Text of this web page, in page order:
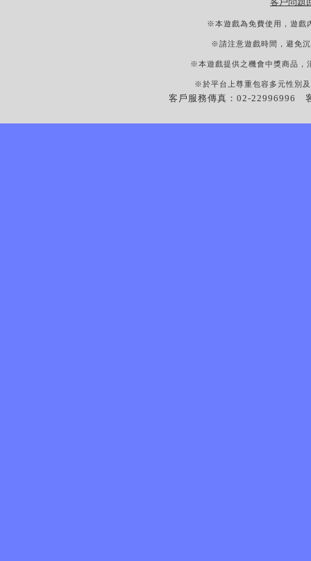
※本遊戲為免費使用，遊戲
※請注意遊戲時間，避免
※本遊戲提供之機會中獎商品，
※於平台上尊重包容多元性別
客戶服務傳真：02-22996996